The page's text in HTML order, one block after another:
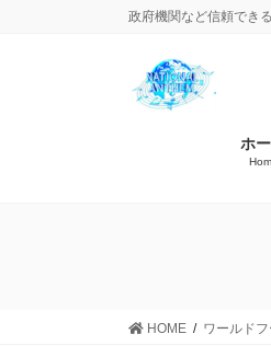
政府機関など信頼でき
ホ
HOME ワールド